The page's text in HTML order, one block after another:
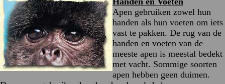
Apen gebruiken zowel hun
handen als hun voeten om iets
vast te pakken. De rug van de
handen en voeten van de
meeste apen is meestal bedekt
met vacht. Sommige soorten
apen hebben geen duimen.